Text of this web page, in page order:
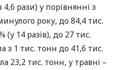
рази) у порівнянні з
року, до 84,4 тис.
14 разів), до 27 тис.
з 1 тис. тонн до 41,6 тис.
23,2 тис. тонн, у травні –